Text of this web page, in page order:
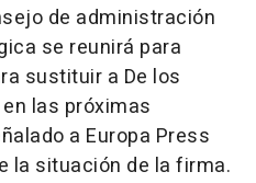
de administración
se reunirá para
sustituir a De los
las próximas
a Europa Press
la situación de la firma.